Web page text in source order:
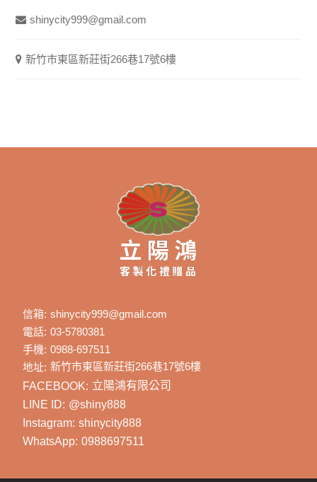
shinycity999@gmail.com
新竹市東區新莊街266巷17號6樓
信箱: shinycity999@gmail.com
電話: 03-5780381
手機: 0988-697511
地址: 新竹市東區新莊街266巷17號6樓
FACEBOOK: 立陽鴻有限公司
LINE ID: @shiny888
Instagram: shinycity888
WhatsApp: 0988697511